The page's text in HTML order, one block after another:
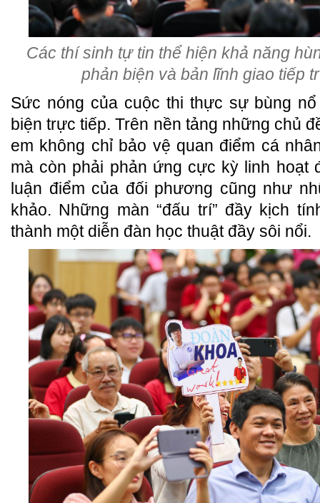
Các thí sinh tự tin thể hiện khả năng
phản biện và bản lĩnh giao tiếp
Sức nóng của cuộc thi thực sự bùng
biện trực tiếp. Trên nền tảng những chủ
em không chỉ bảo vệ quan điểm cá
mà còn phải phản ứng cực kỳ linh hoạt
luận điểm của đối phương cũng như
khảo. Những màn “đấu trí” đầy kịch
thành một diễn đàn học thuật đầy sôi nổi.